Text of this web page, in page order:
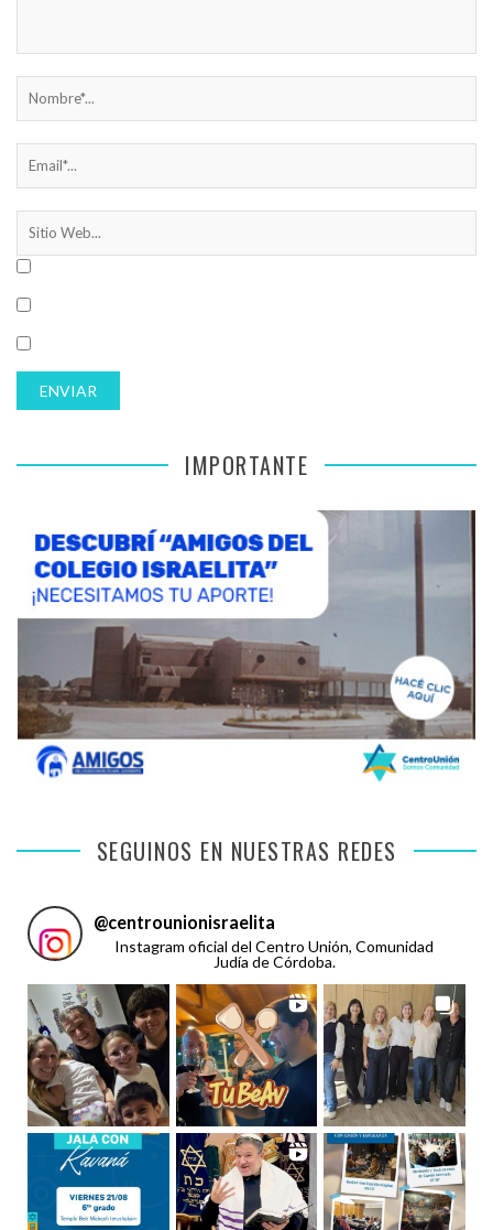
IMPORTANTE
SEGUINOS EN NUESTRAS REDES
@centrounionisraelita
Instagram oficial del Centro Unión, Comunidad
Judía de Córdoba.